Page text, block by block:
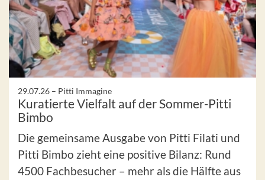
29.07.26 – Pitti Immagine
Kuratierte Vielfalt auf der Sommer-Pitti
Bimbo
Die gemeinsame Ausgabe von Pitti Filati und
Pitti Bimbo zieht eine positive Bilanz: Rund
4500 Fachbesucher – mehr als die Hälfte aus